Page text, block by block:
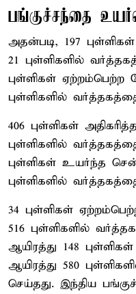
பங்குச்சந்தை
அதன்படி, 197
21 புள்ளிகளில்
புள்ளிகள் ஏற்றம்பெற்ற
புள்ளிகளில்
406 புள்ளிகள்
புள்ளிகளில்
புள்ளிகள் உயர்ந்த
புள்ளிகளில்
34 புள்ளிகள்
516 புள்ளிகளில்
ஆயிரத்து 148
ஆயிரத்து 580
செய்தது. இந்திய